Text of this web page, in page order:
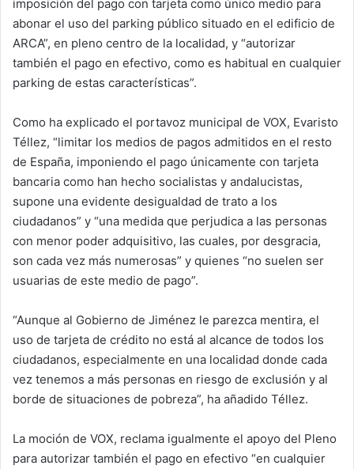
imposición del pago con tarjeta como único medio para
abonar el uso del parking público situado en el edificio de
ARCA”, en pleno centro de la localidad, y “autorizar
también el pago en efectivo, como es habitual en cualquier
parking de estas características”.
Como ha explicado el portavoz municipal de VOX, Evaristo
Téllez, “limitar los medios de pagos admitidos en el resto
de España, imponiendo el pago únicamente con tarjeta
bancaria como han hecho socialistas y andalucistas,
supone una evidente desigualdad de trato a los
ciudadanos” y “una medida que perjudica a las personas
con menor poder adquisitivo, las cuales, por desgracia,
son cada vez más numerosas” y quienes “no suelen ser
usuarias de este medio de pago”.
“Aunque al Gobierno de Jiménez le parezca mentira, el
uso de tarjeta de crédito no está al alcance de todos los
ciudadanos, especialmente en una localidad donde cada
vez tenemos a más personas en riesgo de exclusión y al
borde de situaciones de pobreza”, ha añadido Téllez.
La moción de VOX, reclama igualmente el apoyo del Pleno
para autorizar también el pago en efectivo “en cualquier